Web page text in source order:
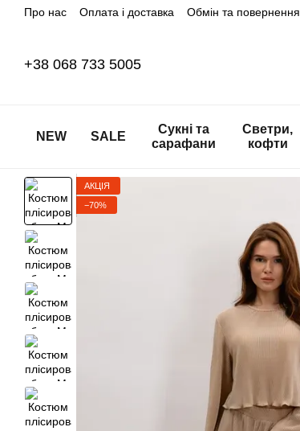
Перейти до основного контенту
Про нас Оплата і доставка Обмін та повернення
+38 068 733 5005
NEW SALE
Сукні та
сарафани
Светри,
кофти
АКЦІЯ
−70%